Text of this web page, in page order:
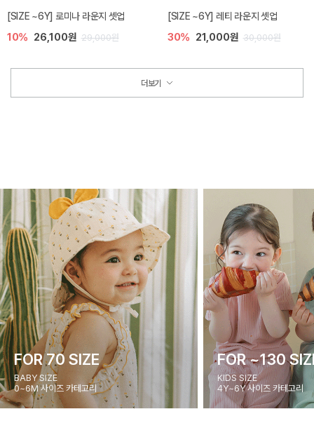
[SIZE ~6Y] 로미나 라운지 셋업
10% 26,100원 29,000원
[SIZE ~6Y] 레티 라운지 셋업
30% 21,000원 30,000원
더보기
FOR 70 SIZE
BABY SIZE
0~6M 사이즈 카테고리
FOR ~130
KIDS SIZE
4Y~6Y 사이즈 카테고리